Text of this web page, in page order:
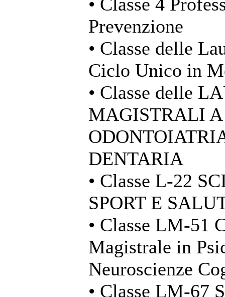
• Classe 4
Prevenzione
• Classe delle
Ciclo Unico in
• Classe delle
MAGISTRALI
DENTARIA
• Classe L-22
SPORT E
• Classe LM-51
Magistrale in
Neuroscienze
• Classe LM-67